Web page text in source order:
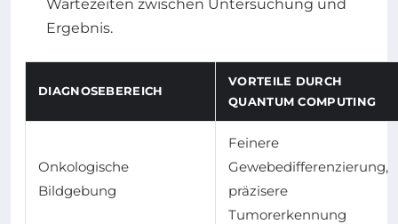
Wartezeiten zwischen Untersuchung und
Ergebnis.
DIAGNOSEBEREICH
VORTEILE DURCH
QUANTUM COMPUTING
Onkologische
Bildgebung
Feinere
Gewebedifferenzierung,
präzisere
Tumorerkennung